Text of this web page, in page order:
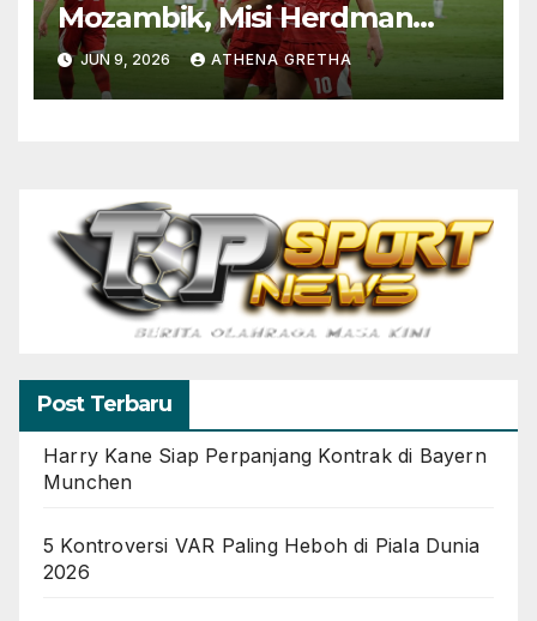
Mozambik, Misi Herdman
Terus Bertumbuh
JUN 9, 2026 ATHENA GRETHA
Post Terbaru
Harry Kane Siap Perpanjang Kontrak di Bayern
Munchen
5 Kontroversi VAR Paling Heboh di Piala Dunia
2026